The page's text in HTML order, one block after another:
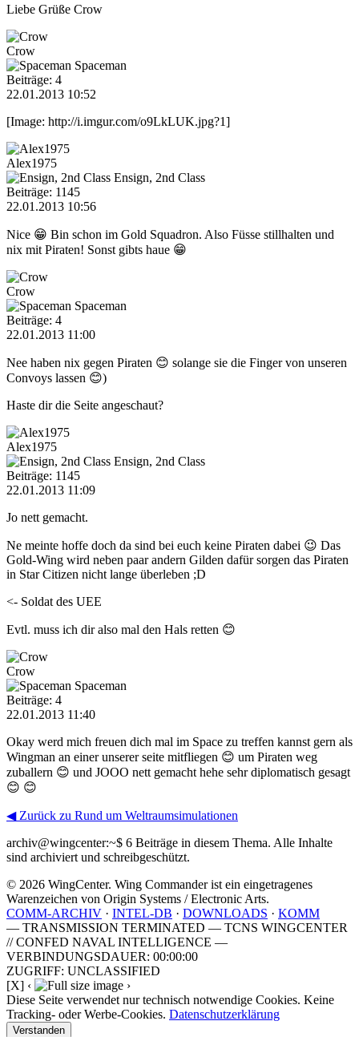
Liebe Grüße Crow
Crow
Spaceman
Beiträge: 4
22.01.2013 10:52
[Image: http://i.imgur.com/o9LkLUK.jpg?1]
Alex1975
Ensign, 2nd Class
Beiträge: 1145
22.01.2013 10:56
Nice 😁 Bin schon im Gold Squadron. Also Füsse stillhalten und
nix mit Piraten! Sonst gibts haue 😁
Crow
Spaceman
Beiträge: 4
22.01.2013 11:00
Nee haben nix gegen Piraten 😊 solange sie die Finger von unseren
Convoys lassen 😊)
Haste dir die Seite angeschaut?
Alex1975
Ensign, 2nd Class
Beiträge: 1145
22.01.2013 11:09
Jo nett gemacht.
Ne meinte hoffe doch da sind bei euch keine Piraten dabei 😉 Das
Gold-Wing wird neben paar andern Gilden dafür sorgen das Piraten
in Star Citizen nicht lange überleben ;D
<- Soldat des UEE
Evtl. muss ich dir also mal den Hals retten 😊
Crow
Spaceman
Beiträge: 4
22.01.2013 11:40
Okay werd mich freuen dich mal im Space zu treffen kannst gern als
Wingman an einer unserer seite mitfliegen 😊 um Piraten weg
zuballern 😊 und JOOO nett gemacht hehe sehr diplomatisch gesagt
😊 😊
◀ Zurück zu Rund um Weltraumsimulationen
archiv@wingcenter:~$ 6 Beiträge in diesem Thema. Alle Inhalte
sind archiviert und schreibgeschützt.
© 2026 WingCenter. Wing Commander ist ein eingetragenes
Warenzeichen von Origin Systems / Electronic Arts.
COMM-ARCHIV · INTEL-DB · DOWNLOADS · KOMM
— TRANSMISSION TERMINATED — TCNS WINGCENTER
// CONFED NAVAL INTELLIGENCE —
VERBINDUNGSDAUER: 00:00:00
ZUGRIFF: UNCLASSIFIED
[X] ‹
›
Diese Seite verwendet nur technisch notwendige Cookies. Keine
Tracking- oder Werbe-Cookies. Datenschutzerklärung
Verstanden